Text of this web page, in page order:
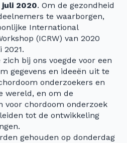
juli 2020. Om de gezondheid
te waarborgen,
International
(ICRW) van 2020
2021.
bij ons voegde voor een
gegevens en ideeën uit te
onderzoekers en
wereld, en om de
voor chordoom onderzoek
tot de ontwikkeling
gehouden op donderdag